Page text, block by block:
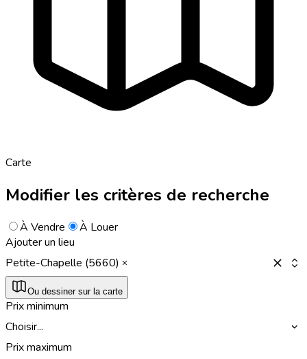
Carte
Modifier les critères de recherche
À Vendre
À Louer
Ajouter un lieu
Petite-Chapelle (5660)
Ou dessiner sur la carte
Prix minimum
Choisir...
Prix maximum